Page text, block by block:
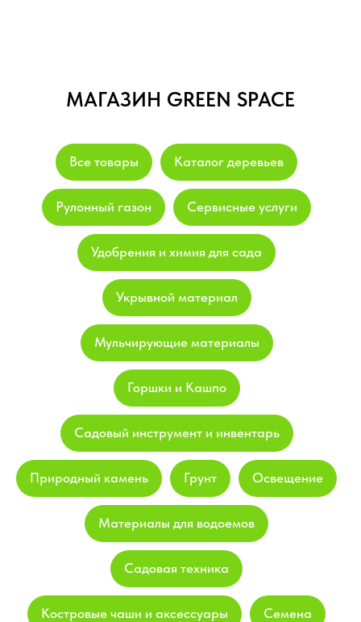
МАГАЗИН GREEN SPACE
Все товары Каталог деревьев
Рулонный газон Сервисные услуги
Удобрения и химия для сада
Укрывной материал
Мульчирующие материалы
Горшки и Кашпо
Садовый инструмент и инвентарь
Природный камень Грунт Освещение
Материалы для водоемов
Садовая техника
Костровые чаши и аксессуары Семена